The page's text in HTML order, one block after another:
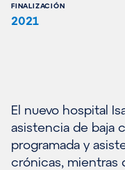
FINALIZACIÓN
2021
El nuevo hospital
asistencia de baja
programada y
crónicas, mientras